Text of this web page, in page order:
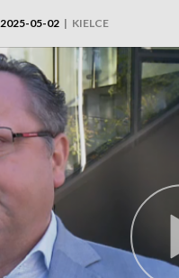
2025-05-02 | KIELCE